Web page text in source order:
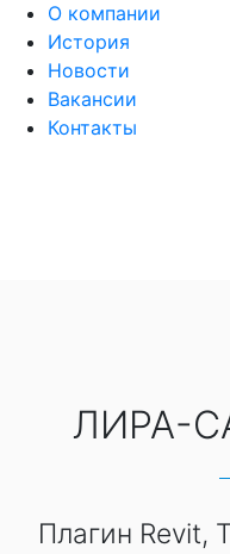
О компании
История
Новости
Вакансии
Контакты
ЛИРА-
Плагин Revit,